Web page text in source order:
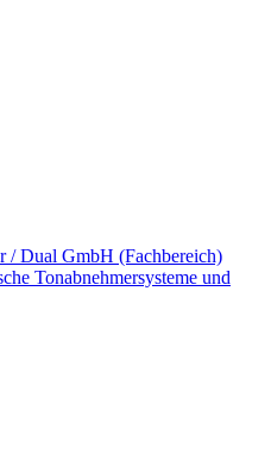
/ Dual GmbH (Fachbereich)
Tonabnehmersysteme und